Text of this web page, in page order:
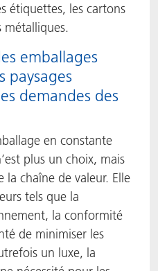
étiquettes, les cartons
métalliques.
emballages
paysages
demandes des
en constante
plus un choix, mais
chaîne de valeur. Elle
tels que la
la conformité
de minimiser les
un luxe, la